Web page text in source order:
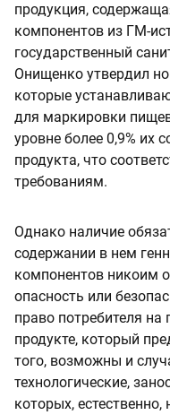
продукция,
компонентов из ГМ-
государственный
Онищенко утвердил
которые
для маркировки
уровне более 0,9% их
продукта, что
требованиям.
Однако наличие
содержании в нем
компонентов никоим
опасность или
право потребителя
продукте, который
того, возможны и
технологические,
которых,